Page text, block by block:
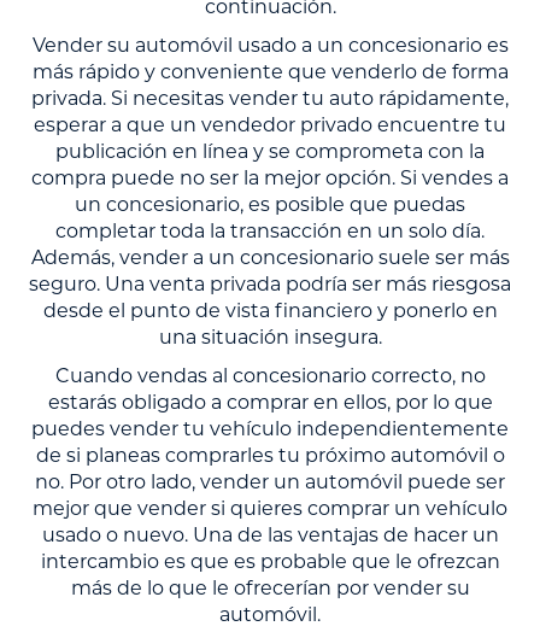
continuación.
Vender su automóvil usado a un concesionario es
más rápido y conveniente que venderlo de forma
privada. Si necesitas vender tu auto rápidamente,
esperar a que un vendedor privado encuentre tu
publicación en línea y se comprometa con la
compra puede no ser la mejor opción. Si vendes a
un concesionario, es posible que puedas
completar toda la transacción en un solo día.
Además, vender a un concesionario suele ser más
seguro. Una venta privada podría ser más riesgosa
desde el punto de vista financiero y ponerlo en
una situación insegura.
Cuando vendas al concesionario correcto, no
estarás obligado a comprar en ellos, por lo que
puedes vender tu vehículo independientemente
de si planeas comprarles tu próximo automóvil o
no. Por otro lado, vender un automóvil puede ser
mejor que vender si quieres comprar un vehículo
usado o nuevo. Una de las ventajas de hacer un
intercambio es que es probable que le ofrezcan
más de lo que le ofrecerían por vender su
automóvil.